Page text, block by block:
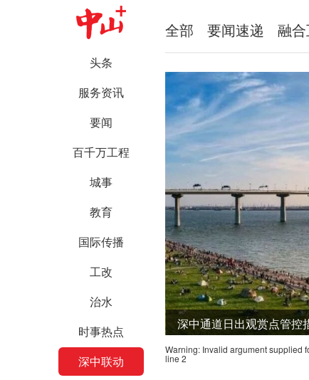
头条
服务资讯
要闻
百千万工程
城事
教育
国际传播
工改
治水
时事热点
深中联动
全部 要闻速递 融
深中通道日出观赏点管控
Warning: Invalid argument supplied
line 2